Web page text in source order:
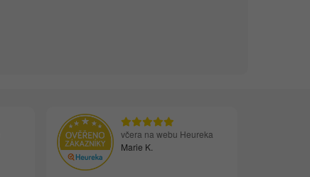
včera na webu Heureka
Marie K.